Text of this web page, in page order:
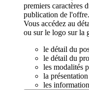
premiers caractères
publication de l'offre.
Vous accédez au
ou sur le logo sur la
le détail du
le détail du
les modalités
la
les